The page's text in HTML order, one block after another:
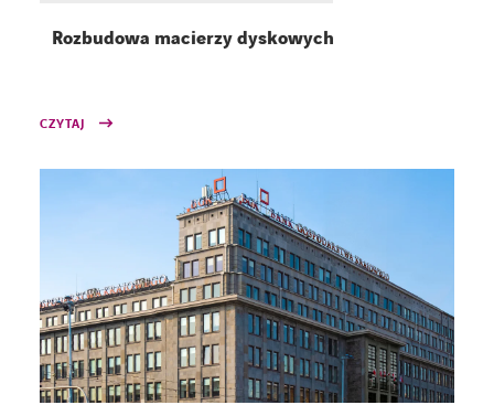
Rozbudowa macierzy dyskowych
CZYTAJ